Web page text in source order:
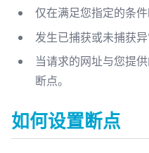
仅在满足您指定的条件
发生已捕获或未捕获异
当请求的网址与您提
断点。
如何设置断点